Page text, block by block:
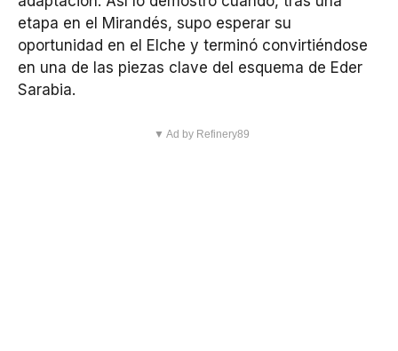
etapa en el Mirandés, supo esperar su
oportunidad en el Elche y terminó convirtiéndose
en una de las piezas clave del esquema de Eder
Sarabia.
▼ Ad by Refinery89